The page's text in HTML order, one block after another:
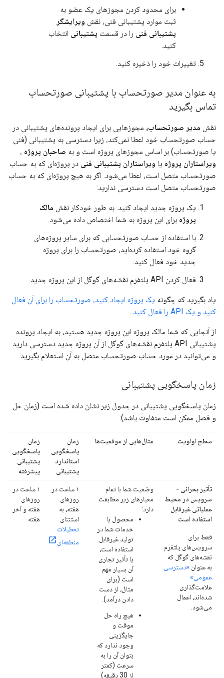
برای محدود کردن مجوزهای یک عضو به
ثبت موارد پشتیبانی فنی، نقش ویرایشگر
پشتیبانی فنی را در قسمت پشتیبانی انتخاب
کنید.
تغییرات خود را ذخیره کنید.
به عنوان مدیر صورتحساب با پشتیبانی صورتحساب
تماس بگیرید
نقش مدیر صورتحساب، مجوزهایی برای ایجاد پرونده‌های پشتیبانی در
حساب صورتحساب خود اعطا نمی‌کند، زیرا دسترسی به پشتیبانی (فنی
یا صورتحساب) بر اساس مجوزهای پروژه است و به صاحبان پروژه ،
ویراستاران پروژه یا ویراستاران پشتیبانی فنی در پروژه‌ای که به حساب
صورتحساب متصل است، اعطا می‌شود. اگر به هیچ پروژه‌ای که به حساب
صورتحساب متصل است دسترسی ندارید:
یک پروژه جدید ایجاد کنید. به طور خودکار نقش مالک
پروژه برای این پروژه به شما اختصاص داده می‌شود.
با استفاده از حساب صورتحسابی که برای سایر پروژه‌های
گروه خود استفاده کرده‌اید، صورتحساب را برای پروژه
جدید خود فعال کنید.
فعال کردن API پلتفرم نقشه‌های گوگل از این پروژه جدید.
یاد بگیرید که چگونه یک پروژه ایجاد کنید، صورتحساب را برای آن فعال
کنید و یک API را فعال کنید
.
از آنجایی که شما مالک پروژه این پروژه جدید هستید، به ایجاد پرونده
پشتیبانی API پلتفرم نقشه‌های گوگل از آن پروژه جدید دسترسی دارید
و می‌توانید در مورد حساب صورتحساب متصل به آن استعلام بگیرید.
زمان پاسخگویی پشتیبانی
زمان پاسخگویی پشتیبانی در جدول زیر نشان داده شده است (زمان حل
و فصل ممکن است متفاوت باشد):
سطح اولویت مثال‌هایی از موقعیت‌ها
زمان
پاسخگویی
استاندارد
پشتیبانی
زمان
پاسخگویی
پشتیبانی
پیشرفته
تأثیر بحرانی -
سرویس در محیط
عملیاتی غیرقابل
استفاده است
فقط برای
سرویس‌های پلتفرم
نقشه‌های گوگل که
به عنوان «دسترسی
عمومی»
علامت‌گذاری
شده‌اند، اعمال
می‌شود.
وضعیت شما با تمام
معیارهای زیر مطابقت
دارد:
محصول یا
خدمات شما در
تولید غیرقابل
استفاده است،
یا تأثیر تجاری
آن بسیار مهم
است (برای
مثال، از دست
دادن درآمد).
هیچ راه حل
موقت و
جایگزینی
وجود ندارد که
بتوان آن را به
سرعت (کمتر
از 30 دقیقه)
۱ ساعت در
روزهای
هفته، به
استثنای
تعطیلات
منطقه‌ای
۱ ساعت در
روزهای
هفته و آخر
هفته